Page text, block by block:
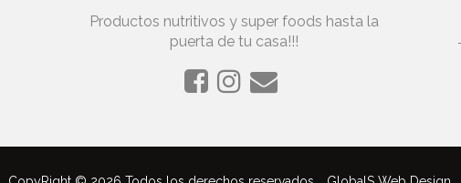
Productos nutritivos y super foods hasta la
puerta de tu casa!!!